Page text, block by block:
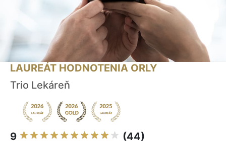
LAUREÁT HODNOTENIA ORLY
Trio Lekáreň
9 (44)